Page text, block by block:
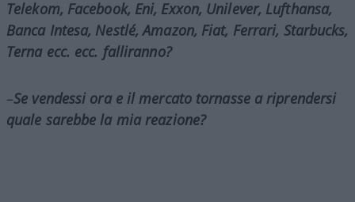
Telekom, Facebook, Eni, Exxon, Unilever, Lufthansa,
Banca Intesa, Nestlé, Amazon, Fiat, Ferrari, Starbucks,
Terna ecc. ecc. falliranno?
–Se vendessi ora e il mercato tornasse a riprendersi
quale sarebbe la mia reazione?